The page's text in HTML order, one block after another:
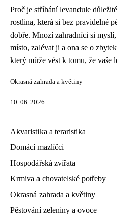
Proč je stříhání levandule
rostlina, která si bez pravidelné
dobře. Mnozí zahradníci si
místo, zalévat ji a ona se o
který může vést k tomu, že vaše
Okrasná zahrada a květiny
10. 06. 2026
Akvaristika a teraristika
Domácí mazlíčci
Hospodářská zvířata
Krmiva a chovatelské potřeby
Okrasná zahrada a květiny
Pěstování zeleniny a ovoce